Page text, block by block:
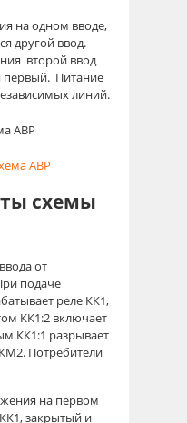
на одном вводе,
другой ввод.
второй ввод
первый. Питание
линий.
АВР
схемы
от
подаче
реле КК1,
КК1:2 включает
КК1:1 разрывает
Потребители
на первом
закрытый и